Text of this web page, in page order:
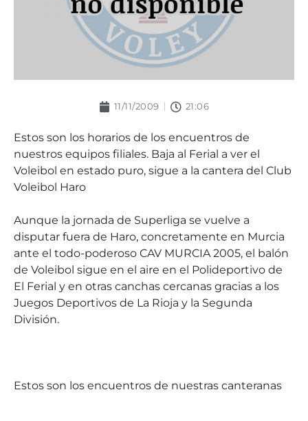
11/11/2009 21:06
Estos son los horarios de los encuentros de
nuestros equipos filiales. Baja al Ferial a ver el
Voleibol en estado puro, sigue a la cantera del Club
Voleibol Haro
Aunque la jornada de Superliga se vuelve a
disputar fuera de Haro, concretamente en Murcia
ante el todo-poderoso CAV MURCIA 2005, el balón
de Voleibol sigue en el aire en el Polideportivo de
El Ferial y en otras canchas cercanas gracias a los
Juegos Deportivos de La Rioja y la Segunda
División.
Estos son los encuentros de nuestras canteranas